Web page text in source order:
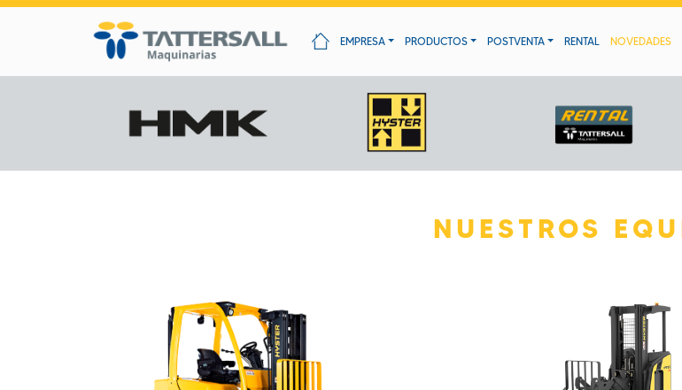
EMPRESA PRODUCTOS POSTVENTA RENTAL NOVEDADES
NUESTROS